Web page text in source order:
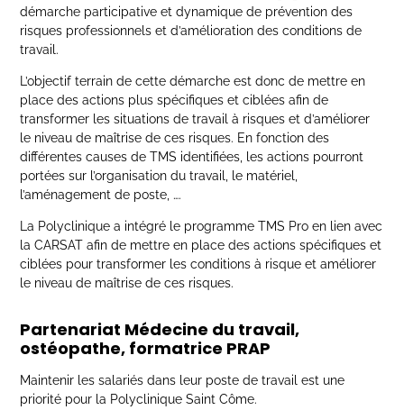
démarche participative et dynamique de prévention des
risques professionnels et d’amélioration des conditions de
travail.
L’objectif terrain de cette démarche est donc de mettre en
place des actions plus spécifiques et ciblées afin de
transformer les situations de travail à risques et d’améliorer
le niveau de maîtrise de ces risques. En fonction des
différentes causes de TMS identifiées, les actions pourront
portées sur l’organisation du travail, le matériel,
l’aménagement de poste, ….
La Polyclinique a intégré le programme TMS Pro en lien avec
la CARSAT afin de mettre en place des actions spécifiques et
ciblées pour transformer les conditions à risque et améliorer
le niveau de maîtrise de ces risques.
Partenariat Médecine du travail,
ostéopathe, formatrice PRAP
Maintenir les salariés dans leur poste de travail est une
priorité pour la Polyclinique Saint Côme.